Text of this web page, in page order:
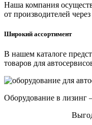
Наша компания
от производителей
Широкий ассортимент
В нашем каталоге
товаров для
Оборудование в лизинг